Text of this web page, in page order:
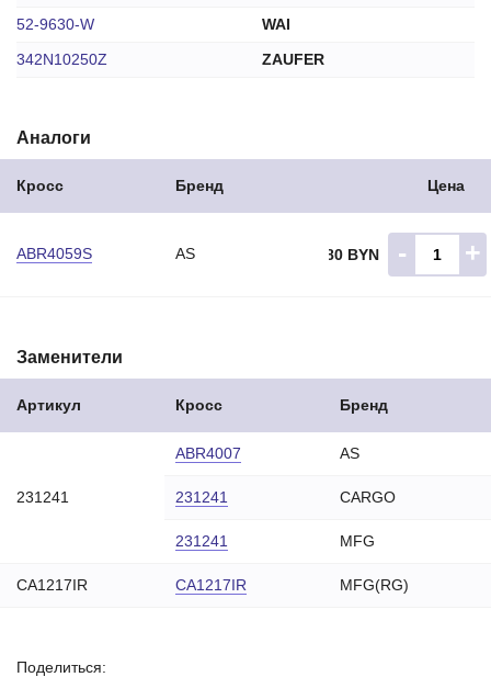
52-9630-W
WAI
342N10250Z
ZAUFER
Аналоги
Кросс Бренд Цена
ABR4059S AS 46.80 BYN - +
Заменители
Артикул Кросс Бренд
231241
ABR4007 AS
231241 CARGO
231241 MFG
CA1217IR CA1217IR MFG(RG)
Поделиться: